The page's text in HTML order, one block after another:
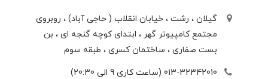
گیلان ، رشت ، خيابان انقلاب ( حاجی آباد) ، روبروی
مجتمع كامپيوتر گهر ، ابتدای كوچه گنجه ای ، بن
بست صفاری ، ساختمان كسری ، طبقه سوم
013-32342010 (ساعت کاری 9 الی 20:30)